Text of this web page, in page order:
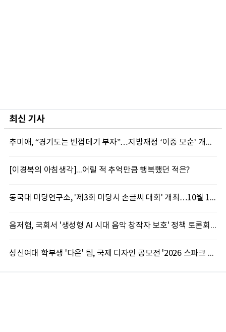
최신 기사
추미애, “경기도는 빈껍데기 부자”…지방재정 ‘이중 모순’ 개편 촉구
[이경복의 아침생각]...어릴 적 추억만큼 행복했던 적은?
동국대 미당연구소, '제3회 미당시 손글씨 대회' 개최…10월 12일까지 접수
음저협, 국회서 '생성형 AI 시대 음악 창작자 보호' 정책 토론회 10일 개최
성신여대 학부생 '다온' 팀, 국제 디자인 공모전 '2026 스파크 어워드' 동상 수상